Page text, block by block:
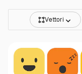
Vettori